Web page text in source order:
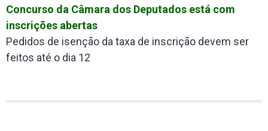
Concurso da Câmara dos Deputados está com
inscrições abertas
Pedidos de isenção da taxa de inscrição devem ser
feitos até o dia 12